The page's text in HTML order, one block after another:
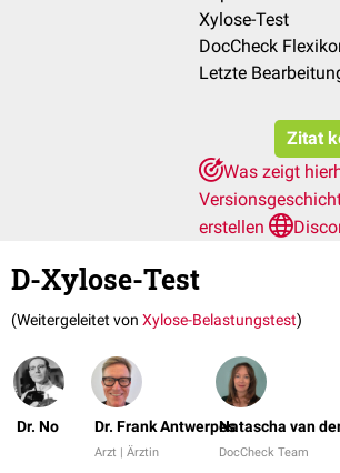
Xylose-Test
DocCheck
Letzte
Zitat
Was zeigt
erstellen
D-Xylose-Test
(Weitergeleitet von Xylose-Belastungstest)
Dr. No Dr. Frank Antwerpes
Arzt | Ärztin
Natascha van
DocCheck Team